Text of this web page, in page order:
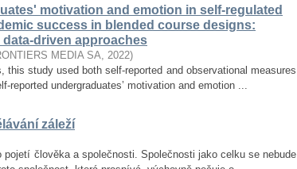
motivation and emotion in self-regulated
success in blended course designs:
driven approaches
MEDIA SA, 2022)
this study used both self-reported and observational measures
reported undergraduates’ motivation and emotion ...
záleží
člověka a společnosti. Společnosti jako celku se nebude